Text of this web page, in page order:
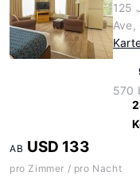
125
570
AB USD 133
pro Zimmer / pro Nacht